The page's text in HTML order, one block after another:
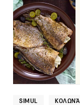
SIMUL